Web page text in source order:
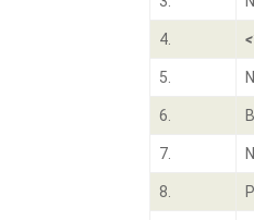
4.
5.
6.
7.
8.